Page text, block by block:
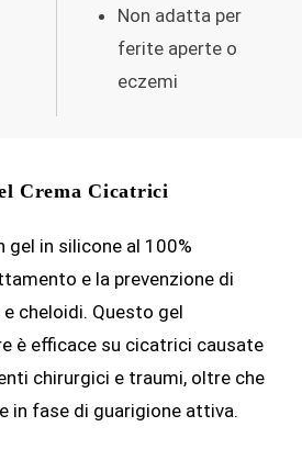
Non adatta per
ferite aperte o
eczemi
Crema Cicatrici
gel in silicone al 100%
e la prevenzione di
cheloidi. Questo gel
è efficace su cicatrici causate
chirurgici e traumi, oltre che
in fase di guarigione attiva.